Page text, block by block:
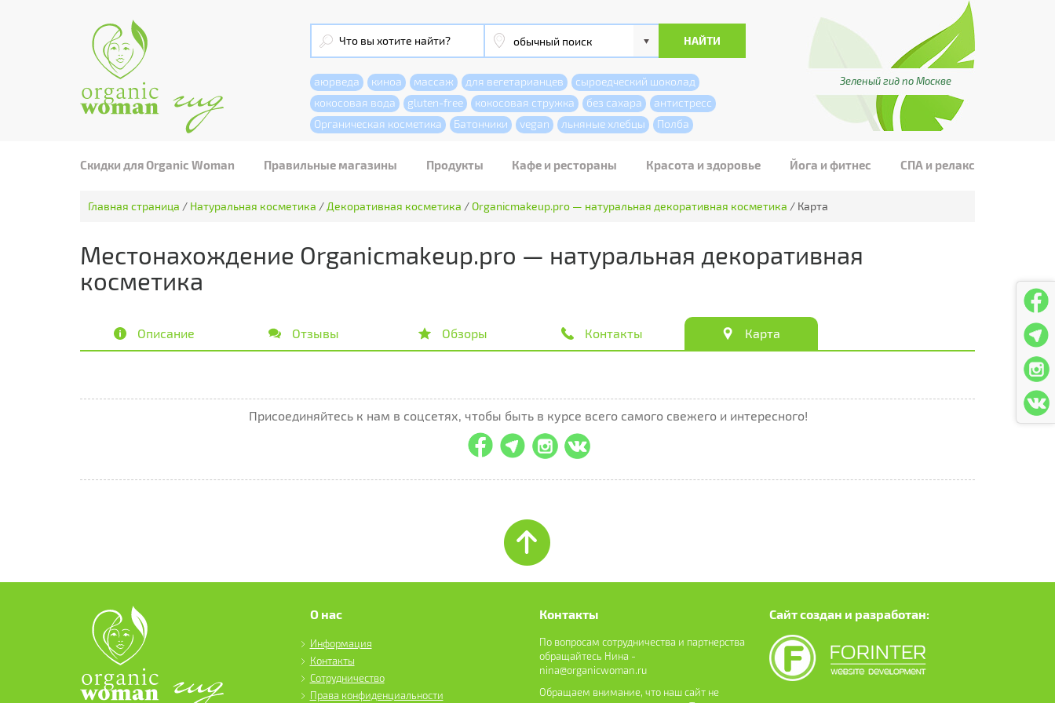
аюрведа киноа массаж для вегетарианцев
сыроедческий шоколад
кокосовая вода
gluten-free кокосовая стружка без сахара
антистресс
Органическая косметика
Батончики vegan льняные хлебцы Полба
Зеленый гид по Москве
Скидки для Organic Woman Правильные магазины Продукты Кафе и рестораны Красота и здоровье Йога и фитнес СПА и релакс
Главная страница / Натуральная косметика / Декоративная косметика /Organicmakeup.pro — натуральная декоративная косметика / Карта
Местонахождение Organicmakeup.pro — натуральная декоративная
косметика
Описание Отзывы Обзоры Контакты Карта
Присоединяйтесь к нам в соцсетях, чтобы быть в курсе всего самого свежего и интересного!
О нас
Информация
Контакты
Сотрудничество
Права конфиденциальности
Контакты
По вопросам сотрудничества и партнерства
обращайтесь Нина -
nina@organicwoman.ru
Обращаем внимание, что наш сайт не
Сайт создан и разработан: